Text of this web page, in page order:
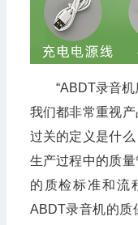
“ABDT录音机
我们都非常重视
过关的定义是什
生产过程中的质
的质检标准和流
ABDT录音机的质